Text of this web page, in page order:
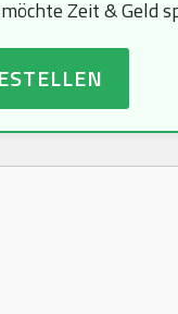
Zeit & Geld